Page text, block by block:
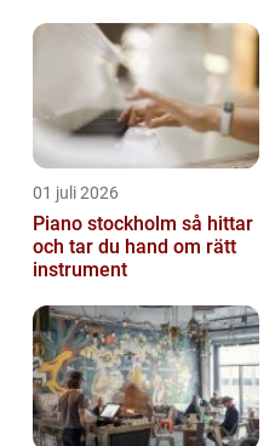
01 juli 2026
Piano stockholm så hittar
och tar du hand om rätt
instrument